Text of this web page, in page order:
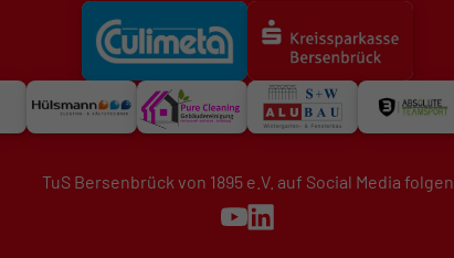
TuS Bersenbrück von 1895 e.V. auf Social Media folgen